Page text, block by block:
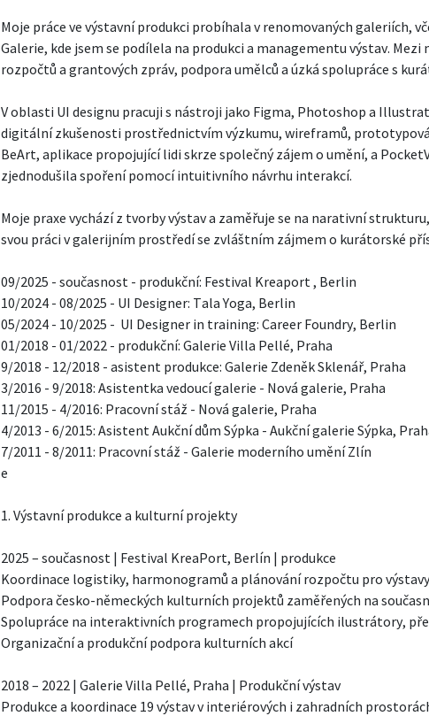
Moje práce ve výstavní produkci probíhala v renomovaných galeriích,
Galerie, kde jsem se podílela na produkci a managementu výstav.
rozpočtů a grantových zpráv, podpora umělců a úzká spolupráce s
V oblasti UI designu pracuji s nástroji jako Figma, Photoshop a
digitální zkušenosti prostřednictvím výzkumu, wireframů,
BeArt, aplikace propojující lidi skrze společný zájem o umění, a
zjednodušila spoření pomocí intuitivního návrhu interakcí.
Moje praxe vychází z tvorby výstav a zaměřuje se na narativní
svou práci v galerijním prostředí se zvláštním zájmem o kurátorské
09/2025 - současnost - produkční: Festival Kreaport , Berlin
10/2024 - 08/2025 - UI Designer: Tala Yoga, Berlin
05/2024 - 10/2025 -  UI Designer in training: Career Foundry, Berlin
01/2018 - 01/2022 - produkční: Galerie Villa Pellé, Praha
9/2018 - 12/2018 - asistent produkce: Galerie Zdeněk Sklenář, Praha
3/2016 - 9/2018: Asistentka vedoucí galerie - Nová galerie, Praha
11/2015 - 4/2016: Pracovní stáž - Nová galerie, Praha
4/2013 - 6/2015: Asistent Aukční dům Sýpka - Aukční galerie Sýpka,
7/2011 - 8/2011: Pracovní stáž - Galerie moderního umění Zlín
e
1. Výstavní produkce a kulturní projekty
2025 – současnost | Festival KreaPort, Berlín | produkce
Koordinace logistiky, harmonogramů a plánování rozpočtu pro
Podpora česko-německých kulturních projektů zaměřených na
Spolupráce na interaktivních programech propojujících ilustrátory,
Organizační a produkční podpora kulturních akcí
2018 – 2022 | Galerie Villa Pellé, Praha | Produkční výstav
Produkce a koordinace 19 výstav v interiérových i zahradních